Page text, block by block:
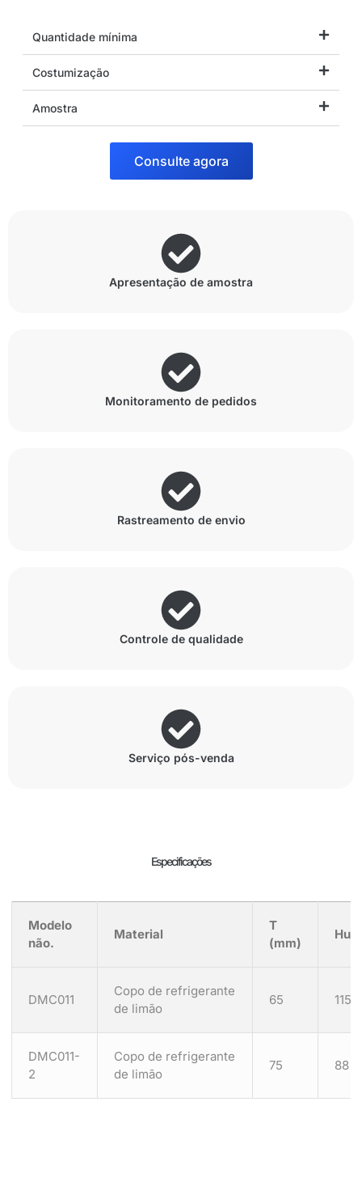
Quantidade mínima
Costumização
Amostra
Consulte agora
Apresentação de amostra
Monitoramento de pedidos
Rastreamento de envio
Controle de qualidade
Serviço pós-venda
Especificações
Modelo
não.
Material
T
(mm)
DMC011
Copo de refrigerante
de limão
65 115
DMC011-
2
Copo de refrigerante
de limão
75 88